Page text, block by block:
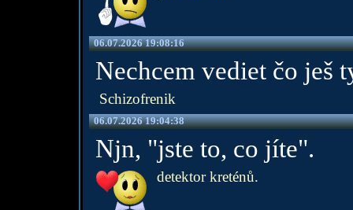
06.07.2026 19:08:16
Nechcem vediet čo ješ
Schizofrenik
06.07.2026 19:04:38
Njn, "jste to, co jíte".
detektor kreténů.